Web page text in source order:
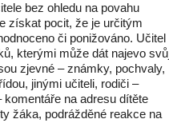
bez ohledu na povahu
získat pocit, že je určitým
či ponižováno. Učitel
kterými může dát najevo
zjevné – známky, pochvaly,
jinými učiteli, rodiči –
komentáře na adresu dítěte
žáka, podrážděné reakce na